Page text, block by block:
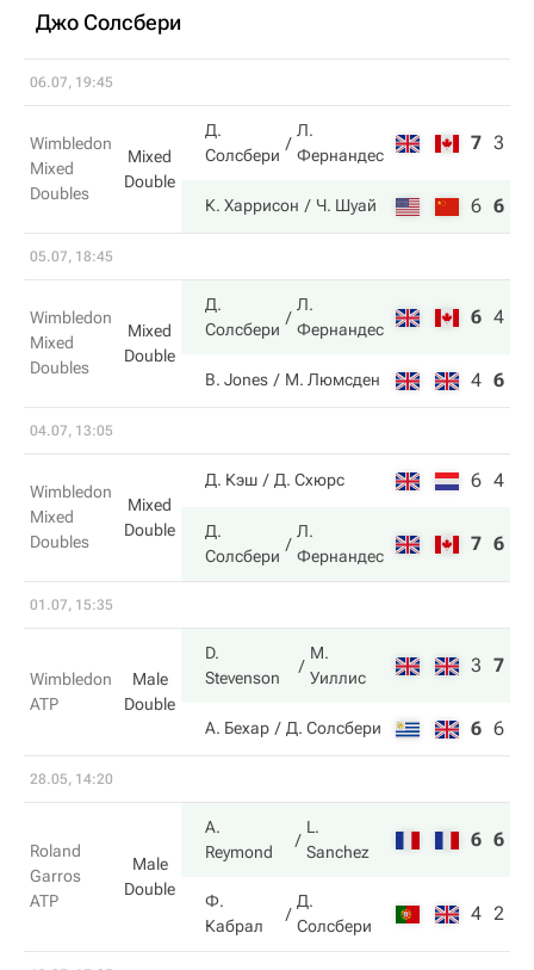
Джо Солсбери
06.07, 19:45
Wimbledon
Mixed
Doubles
Mixed
Double
Д.
Солсбери
Л.
Фернандес
7 3
К. Харрисон Ч. Шуай 6 6
05.07, 18:45
Wimbledon
Mixed
Doubles
Mixed
Double
Д.
Солсбери
Л.
Фернандес
6 4
B. Jones М. Люмсден 4 6
04.07, 13:05
Wimbledon
Mixed
Doubles
Mixed
Double
Д. Кэш Д. Схюрс 6 4
Д.
Солсбери
Л.
Фернандес
7 6
01.07, 15:35
Wimbledon
ATP
Male
Double
D.
Stevenson
М.
Уиллис
3 7
А. Бехар Д. Солсбери 6 6
28.05, 14:20
Roland
Garros
ATP
Male
Double
A.
Reymond
L.
Sanchez
6 6
Ф.
Кабрал
Д.
Солсбери
4 2